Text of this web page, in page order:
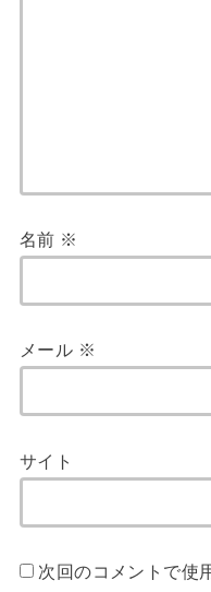
名前 ※
メール ※
サイト
次回のコメントで使